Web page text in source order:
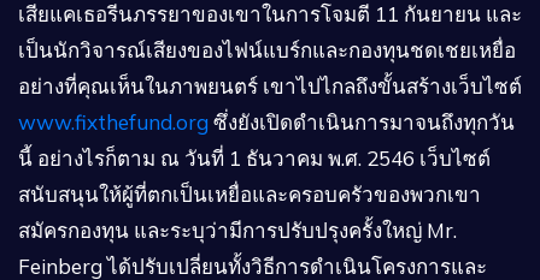
เสียแคเธอรีนภรรยาของเขาในการโจมตี 11 กันยายน และ
เป็นนักวิจารณ์เสียงของไฟน์แบร์กและกองทุนชดเชยเหยื่อ
อย่างที่คุณเห็นในภาพยนตร์ เขาไปไกลถึงขั้นสร้างเว็บไซต์
www.fixthefund.orgซึ่งยังเปิดดำเนินการมาจนถึงทุกวัน
นี้ อย่างไรก็ตาม ณ วันที่ 1 ธันวาคม พ.ศ. 2546 เว็บไซต์
สนับสนุนให้ผู้ที่ตกเป็นเหยื่อและครอบครัวของพวกเขา
สมัครกองทุน และระบุว่ามีการปรับปรุงครั้งใหญ่ Mr.
Feinberg ได้ปรับเปลี่ยนทั้งวิธีการดำเนินโครงการและ